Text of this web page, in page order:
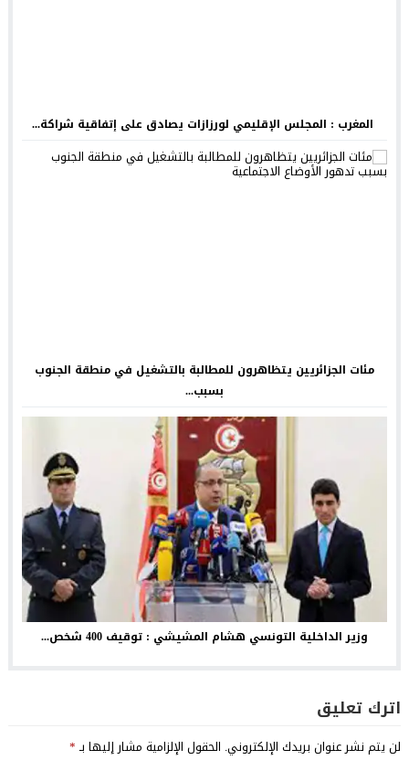
المغرب : المجلس الإقليمي لورزازات يصادق على إتفاقية شراكة...
مئات الجزائريين يتظاهرون للمطالبة بالتشغيل في منطقة الجنوب
بسبب...
وزير الداخلية التونسي هشام المشيشي : توقيف 400 شخص...
اترك تعليق
لن يتم نشر عنوان بريدك الإلكتروني. الحقول الإلزامية مشار إليها بـ*